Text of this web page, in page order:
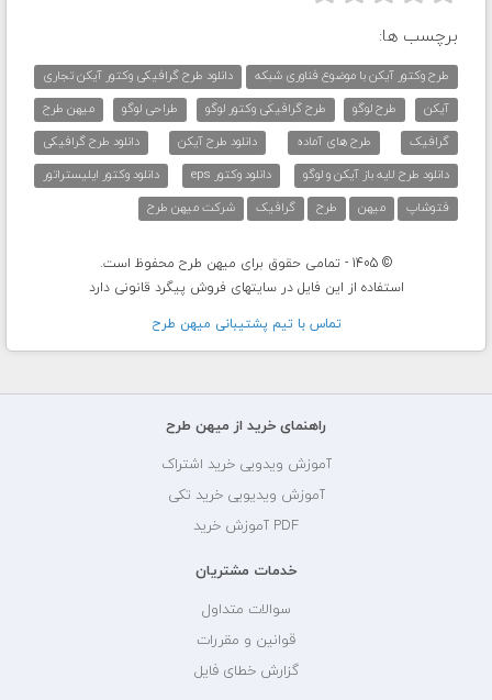
برچسب ها:
طرح وکتور آیکن با موضوع فناوری شبکه
دانلود طرح گرافیکی وکتور آیکن تجاری
آیکن
طرح لوگو طرح گرافیکی وکتور لوگو طراحی لوگو
میهن طرح
گرافیک
طرح های آماده دانلود طرح آیکن
دانلود طرح گرافیکی
دانلود طرح لایه باز آیکن و لوگو
دانلود وکتور eps
دانلود وکتور ایلیستراتور
فتوشاپ
میهن طرح گرافیک شرکت میهن طرح
© 1405 - تمامی حقوق برای میهن طرح محفوظ است.
استفاده از این فایل در سایتهای فروش پیگرد قانونی دارد
تماس با تيم پشتيبانی ميهن طرح
راهنمای خرید از میهن طرح
آموزش ویدویی خرید اشتراک
آموزش ویدیویی خرید تکی
PDF آموزش خرید
خدمات مشتریان
سوالات متداول
قوانین و مقررات
گزارش خطای فایل